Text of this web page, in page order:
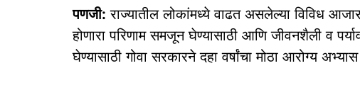
पणजी: राज्यातील लोकांमध्ये वाढत असलेल्या विविध
होणारा परिणाम समजून घेण्यासाठी आणि जीवनशैली व
घेण्यासाठी गोवा सरकारने दहा वर्षांचा मोठा आरोग्य